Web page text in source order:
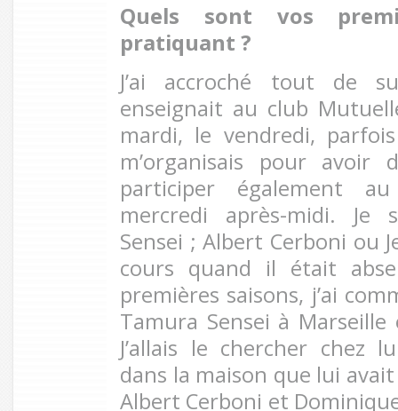
Quels sont vos
pratiquant ?
J’ai accroché tout de
enseignait au club
mardi, le vendredi,
m’organisais pour
participer également
mercredi après-midi. Je
Sensei ; Albert Cerboni ou
cours quand il était
premières saisons, j’ai
Tamura Sensei à
J’allais le chercher chez
dans la maison que lui
Albert Cerboni et